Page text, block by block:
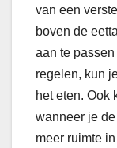
van een
boven de
aan te
regelen, kun
het eten. Ook
wanneer je
meer ruimte